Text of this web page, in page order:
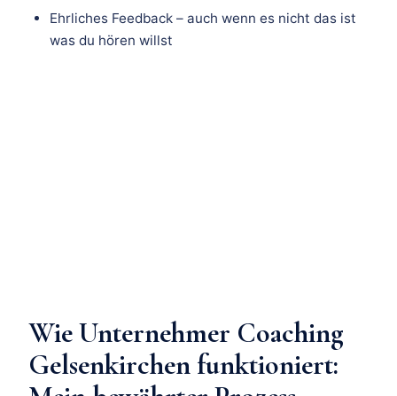
Ehrliches Feedback – auch wenn es nicht das ist
was du hören willst
Wie Unternehmer Coaching
Gelsenkirchen funktioniert: